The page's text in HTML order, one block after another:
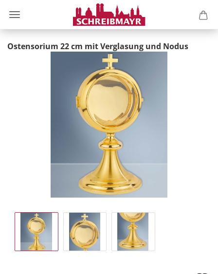
Ostensorium 22 cm mit Verglasung und Nodus